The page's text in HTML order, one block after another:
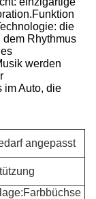
die
dem Rhythmus
werden
im Auto, die
angepasst